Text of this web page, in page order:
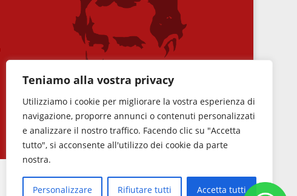
Teniamo alla vostra privacy
Utilizziamo i cookie per migliorare la vostra esperienza di
navigazione, proporre annunci o contenuti personalizzati
e analizzare il nostro traffico. Facendo clic su "Accetta
tutto", si acconsente all'utilizzo dei cookie da parte
nostra.
Personalizzare Rifiutare tutti Accetta tutti